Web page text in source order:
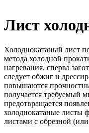
Лист
Холоднокатаный лист
метода холодной
нагревания, сперва
следует обжиг и
повышаются
получается требуемый
предотвращается
холоднокатаные листы
листами с обрезной